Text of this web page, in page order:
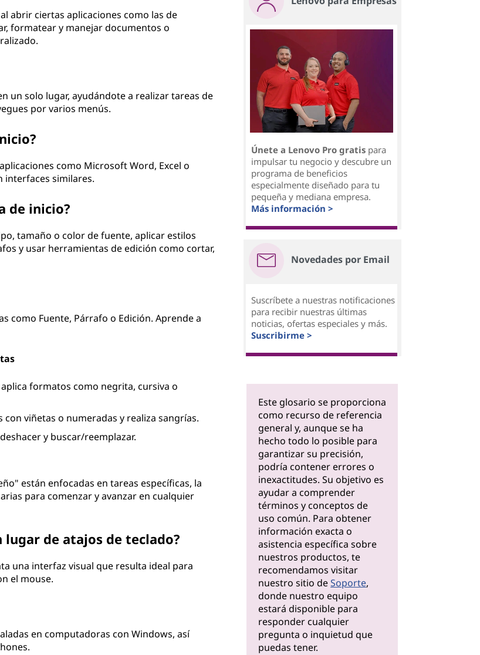
abrir ciertas aplicaciones como las de
formatear y manejar documentos o
un solo lugar, ayudándote a realizar tareas de
por varios menús.
como Microsoft Word, Excel o
interfaces similares.
de inicio?
tamaño o color de fuente, aplicar estilos
y usar herramientas de edición como cortar,
como Fuente, Párrafo o Edición. Aprende a
formatos como negrita, cursiva o
viñetas o numeradas y realiza sangrías.
y buscar/reemplazar.
están enfocadas en tareas específicas, la
para comenzar y avanzar en cualquier
lugar de atajos de teclado?
una interfaz visual que resulta ideal para
el mouse.
en computadoras con Windows, así
Únete a Lenovo Pro gratispara
impulsar tu negocio y descubre un
programa de beneficios
especialmente diseñado para tu
pequeña y mediana empresa.
Más información >
Novedades por Email
Suscríbete a nuestras notificaciones
para recibir nuestras últimas
noticias, ofertas especiales y más.
Suscribirme >
Este glosario se proporciona
como recurso de referencia
general y, aunque se ha
hecho todo lo posible para
garantizar su precisión,
podría contener errores o
inexactitudes. Su objetivo es
ayudar a comprender
términos y conceptos de
uso común. Para obtener
información exacta o
asistencia específica sobre
nuestros productos, te
recomendamos visitar
nuestro sitio deSoporte,
donde nuestro equipo
estará disponible para
responder cualquier
pregunta o inquietud que
puedas tener.